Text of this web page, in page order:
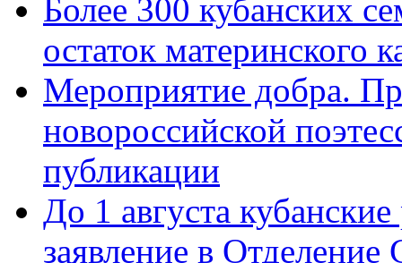
Более 300 кубанских
остаток материнского
Мероприятие добра.
новороссийской
публикации
До 1 августа
заявление в